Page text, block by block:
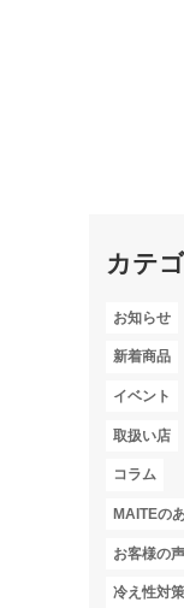
カテ
お知らせ
新着商品
イベント
取扱い店
コラム
MAITEの
お客様の
冷え性対策